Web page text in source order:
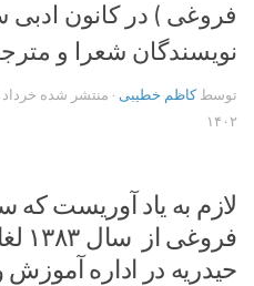
فروغی ) در کانون ادبی
نویسندگان شعرا و
توسطکاظم خطیبی · منتشر شده خرداد ۲۲, ۱۴۰۲
۱۴۰۲
لازم به یاد آوریست که
حیدریه در اداره